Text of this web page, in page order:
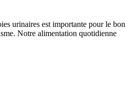
urinaires est importante pour le bon
Notre alimentation quotidienne